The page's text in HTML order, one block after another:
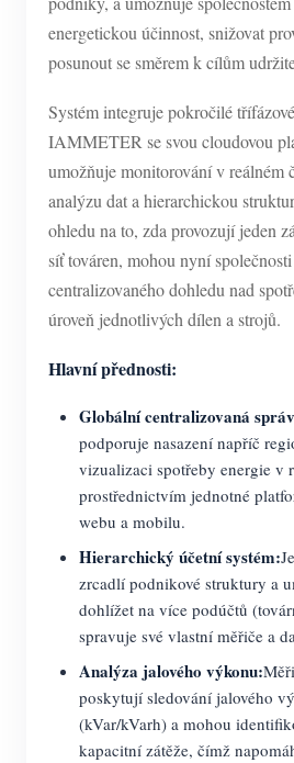
energetickou účinnost, snižovat
posunout se směrem k cílům
Systém integruje pokročilé
IAMMETER se svou cloudovou
umožňuje monitorování v reálném
analýzu dat a hierarchickou
ohledu na to, zda provozují jeden
síť továren, mohou nyní
centralizovaného dohledu nad
úroveň jednotlivých dílen a strojů.
Hlavní přednosti:
Globální centralizovaná
podporuje nasazení napříč
vizualizaci spotřeby energie v
prostřednictvím jednotné
webu a mobilu.
Hierarchický účetní systém:
zrcadlí podnikové struktury a
dohlížet na více podúčtů
spravuje své vlastní měřiče a
Analýza jalového výkonu:
poskytují sledování jalového
(kVar/kVarh) a mohou
kapacitní zátěže, čímž